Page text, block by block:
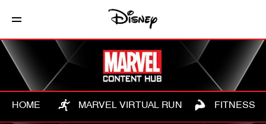
HOME MARVEL VIRTUAL RUN FITNESS